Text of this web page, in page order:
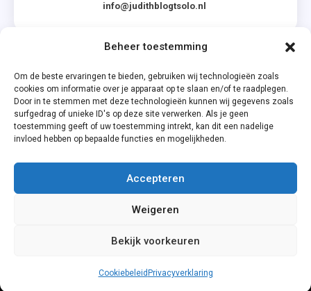
Beheer toestemming
Om de beste ervaringen te bieden, gebruiken wij technologieën zoals
cookies om informatie over je apparaat op te slaan en/of te raadplegen.
Door in te stemmen met deze technologieën kunnen wij gegevens zoals
surfgedrag of unieke ID's op deze site verwerken. Als je geen
toestemming geeft of uw toestemming intrekt, kan dit een nadelige
invloed hebben op bepaalde functies en mogelijkheden.
Accepteren
Weigeren
Bekijk voorkeuren
Cookiebeleid Privacyverklaring
info@judithblogtsolo.nl
Privacyverklaring